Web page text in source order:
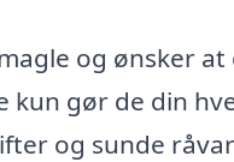
og ønsker
kun gør de din
og sunde